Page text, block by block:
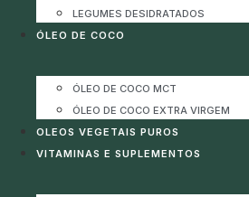
LEGUMES DESIDRATADOS
ÓLEO DE COCO
ÓLEO DE COCO MCT
ÓLEO DE COCO EXTRA VIRGEM
OLEOS VEGETAIS PUROS
VITAMINAS E SUPLEMENTOS